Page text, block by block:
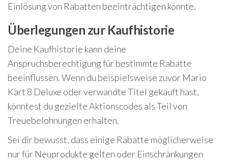
Einlösung von Rabatten beeinträchtigen könnte.
Überlegungen zur Kaufhistorie
Deine Kaufhistorie kann deine
Anspruchsberechtigung für bestimmte Rabatte
beeinflussen. Wenn du beispielsweise zuvor Mario
Kart 8 Deluxe oder verwandte Titel gekauft hast,
könntest du gezielte Aktionscodes als Teil von
Treuebelohnungen erhalten.
Sei dir bewusst, dass einige Rabatte möglicherweise
nur für Neuprodukte gelten oder Einschränkungen